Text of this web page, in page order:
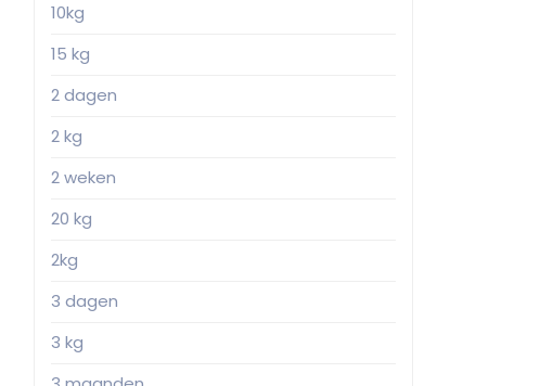
10kg
15 kg
2 dagen
2 kg
2 weken
20 kg
2kg
3 dagen
3 kg